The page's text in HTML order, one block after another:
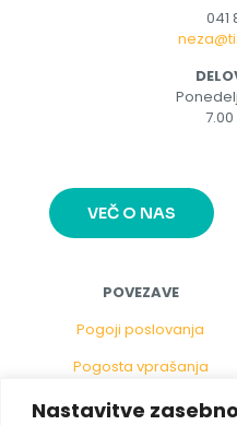
Nastavitve
041
7.00
VEČ O NAS
POVEZAVE
Pogoji poslovanja
Pogosta vprašanja
Politika piškotkov